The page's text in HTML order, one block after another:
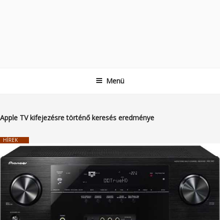
Menü
Apple TVkifejezésre történő keresés eredménye
HÍREK